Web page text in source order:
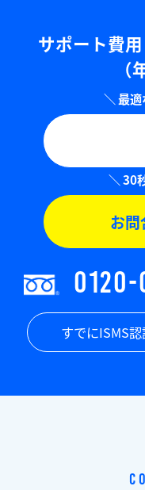
サポート費
（
お
すでにISMS